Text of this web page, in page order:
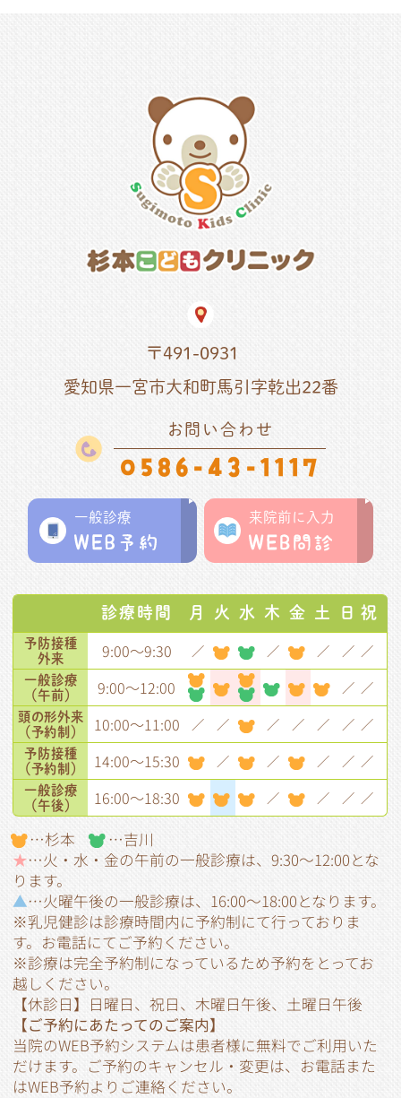
〒491-0931
愛知県一宮市大和町馬引字乾出22番
お問い合わせ
0586-43-1117
一般診療 来院前に入力
診療時間 月 火 水 木 金 土 日 祝
予防接種
外来
9:00～9:30 ／ ／ ／ ／ ／
一般診療
（午前）
9:00～12:00 ／ ／
頭の形外来
（予約制）
10:00～11:00 ／ ／ ／ ／ ／ ／ ／
予防接種
（予約制）
14:00～15:30 ／ ／ ／ ／ ／
一般診療
（午後）
16:00～18:30 ／ ／ ／ ／
…杉本
…吉川
★…火・水・金の午前の一般診療は、9:30～12:00とな
ります。
▲…火曜午後の一般診療は、16:00～18:00となります。
※乳児健診は診療時間内に予約制にて行っておりま
す。お電話にてご予約ください。
※診療は完全予約制になっているため予約をとってお
越しください。
【休診日】日曜日、祝日、木曜日午後、土曜日午後
【ご予約にあたってのご案内】
当院のWEB予約システムは患者様に無料でご利用いた
だけます。ご予約のキャンセル・変更は、お電話また
はWEB予約よりご連絡ください。